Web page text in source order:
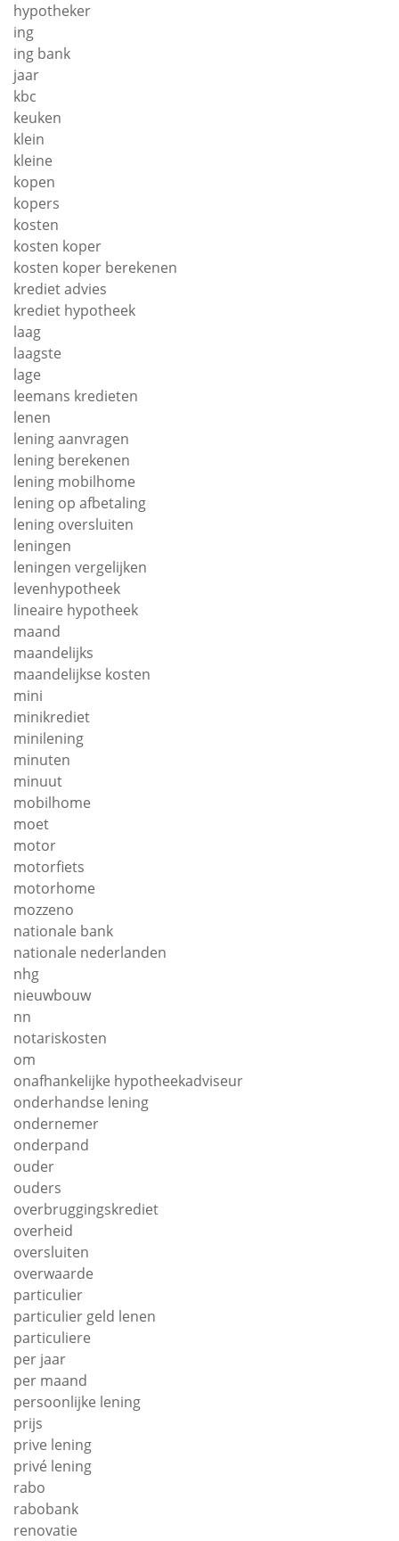
hypotheker
ing
ing bank
jaar
kbc
keuken
klein
kleine
kopen
kopers
kosten
kosten koper
kosten koper berekenen
krediet advies
krediet hypotheek
laag
laagste
lage
leemans kredieten
lenen
lening aanvragen
lening berekenen
lening mobilhome
lening op afbetaling
lening oversluiten
leningen
leningen vergelijken
levenhypotheek
lineaire hypotheek
maand
maandelijks
maandelijkse kosten
mini
minikrediet
minilening
minuten
minuut
mobilhome
moet
motor
motorfiets
motorhome
mozzeno
nationale bank
nationale nederlanden
nhg
nieuwbouw
nn
notariskosten
om
onafhankelijke hypotheekadviseur
onderhandse lening
ondernemer
onderpand
ouder
ouders
overbruggingskrediet
overheid
oversluiten
overwaarde
particulier
particulier geld lenen
particuliere
per jaar
per maand
persoonlijke lening
prijs
prive lening
privé lening
rabo
rabobank
renovatie